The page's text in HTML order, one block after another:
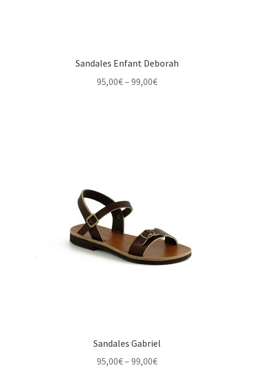
Sandales Enfant Deborah
95,00€– 99,00€Price
Sandales Gabriel
95,00€– 99,00€Price